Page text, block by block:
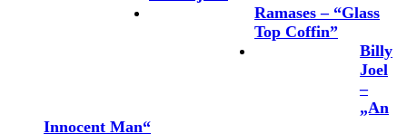
Ramases – “Glass
Top Coffin”
Billy
Joel
–
„An
Innocent Man“